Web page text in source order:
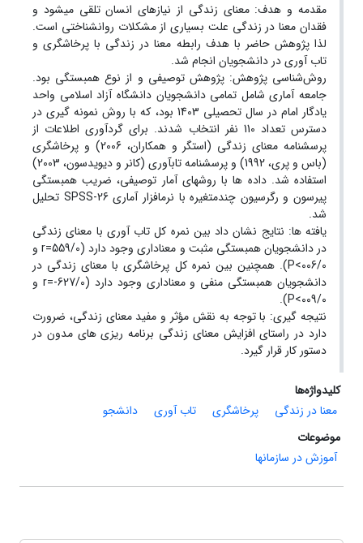
مقدمه ‌و هدف: معنای زندگی از نیازهای انسان تلقی می‏شود و
فقدان معنا در زندگی علت بسیاری از مشکلات روانشناختی است.
لذا پژوهش حاضر با هدف رابطه معنا در زندگی با پرخاشگری و
تاب ‏آوری در دانشجویان انجام شد.
روش‌شناسی پژوهش: پژوهش توصیفی و از نوع همبستگی بود.
جامعه آماری شامل تمامی دانشجویان دانشگاه آزاد اسلامی واحد
یادگار امام در سال تحصیلی 1403 بود، که با روش نمونه ‏گیری در
دسترس تعداد 110 نفر انتخاب شدند. برای گردآوری اطلاعات از
پرسشنامه معنای زندگی (استگر و همکاران، 2006) و پرخاشگری
(باس و پری، 1992) و پرسشنامه تاب‏آوری (کانر و دیویدسون، 2003)
استفاده شد. داده‏ ها با روش‏های آمار توصیفی، ضریب همبستگی
پیرسون و رگرسیون چندمتغیره با نرم‏افزار آماری SPSS-26 تحلیل
شد.
یافته‏ ها: نتایج نشان داد بین نمره کل تاب‏ آوری با معنای زندگی
در دانشجویان همبستگی مثبت و معناداری وجود دارد (559/0=r و
006/0>P). همچنین بین نمره کل پرخاشگری با معنای زندگی در
دانشجویان همبستگی منفی و معناداری وجود دارد (627/0-=r و
009/0>P).
نتیجه‏ گیری: با توجه به نقش مؤثر و مفید معنای زندگی، ضرورت
دارد در راستای افزایش معنای زندگی برنامه‏ ریزی‏ های مدون در
دستور کار قرار گیرد.
کلیدواژه‌ها
معنا در زندگی
پرخاشگری تاب ‏آوری
دانشجو
موضوعات
آموزش در سازمانها